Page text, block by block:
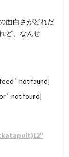
面白さがどれだ
ど、なんせ
not found]
not found]